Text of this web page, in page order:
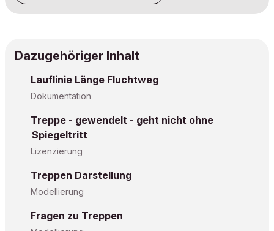
Dazugehöriger Inhalt
Lauflinie Länge Fluchtweg
Dokumentation
Treppe - gewendelt - geht nicht ohne
Spiegeltritt
Lizenzierung
Treppen Darstellung
Modellierung
Fragen zu Treppen